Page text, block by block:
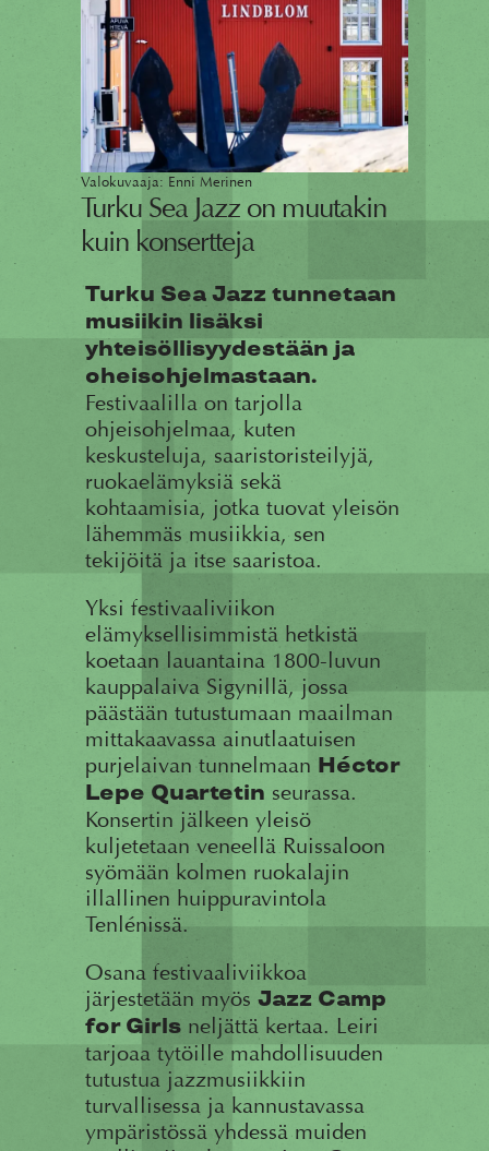
Valokuvaaja: Enni Merinen
Turku Sea Jazz on muutakin
kuin konsertteja
Turku Sea Jazz tunnetaan
musiikin lisäksi
yhteisöllisyydestään ja
oheisohjelmastaan.
Festivaalilla on tarjolla
ohjeisohjelmaa, kuten
keskusteluja, saaristoristeilyjä,
ruokaelämyksiä sekä
kohtaamisia, jotka tuovat yleisön
lähemmäs musiikkia, sen
tekijöitä ja itse saaristoa.
Yksi festivaaliviikon
elämyksellisimmistä hetkistä
koetaan lauantaina 1800-luvun
kauppalaiva Sigynillä, jossa
päästään tutustumaan maailman
mittakaavassa ainutlaatuisen
purjelaivan tunnelmaan Héctor
Lepe Quartetin seurassa.
Konsertin jälkeen yleisö
kuljetetaan veneellä Ruissaloon
syömään kolmen ruokalajin
illallinen huippuravintola
Tenlénissä.
Osana festivaaliviikkoa
järjestetään myös Jazz Camp
for Girlsneljättä kertaa. Leiri
tarjoaa tytöille mahdollisuuden
tutustua jazzmusiikkiin
turvallisessa ja kannustavassa
ympäristössä yhdessä muiden